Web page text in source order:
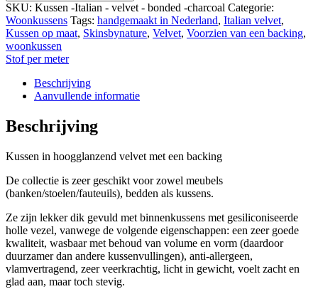
SKU: Kussen -Italian - velvet - bonded -charcoal Categorie:
Woonkussens Tags: handgemaakt in Nederland, Italian velvet,
Kussen op maat, Skinsbynature, Velvet, Voorzien van een backing,
woonkussen
Stof per meter
Beschrijving
Aanvullende informatie
Beschrijving
Kussen in hoogglanzend velvet met een backing
De collectie is zeer geschikt voor zowel meubels
(banken/stoelen/fauteuils), bedden als kussens.
Ze zijn lekker dik gevuld met binnenkussens met gesiliconiseerde
holle vezel, vanwege de volgende eigenschappen: een zeer goede
kwaliteit, wasbaar met behoud van volume en vorm (daardoor
duurzamer dan andere kussenvullingen), anti-allergeen,
vlamvertragend, zeer veerkrachtig, licht in gewicht, voelt zacht en
glad aan, maar toch stevig.